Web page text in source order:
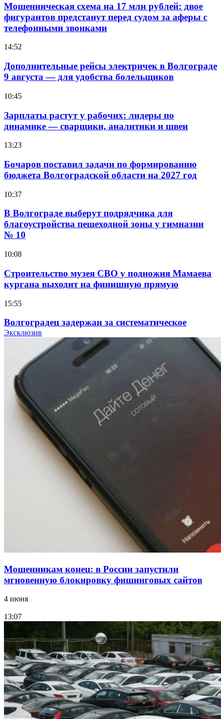
Мошенническая схема на 17 млн рублей: двое
фигурантов предстанут перед судом за аферы с
телефонными звонками
14:52
Дополнительные рейсы электричек в Волгограде
9 августа — для удобства болельщиков
10:45
Зарплаты растут у рабочих: лидеры по
динамике — сварщики, аналитики и швеи
13:23
Бочаров поставил задачи по формированию
бюджета Волгоградской области на 2027 год
10:37
В Волгограде выберут подрядчика для
благоустройства пешеходной зоны у гимназии
№ 10
10:08
Строительство музея СВО у подножия Мамаева
кургана выходит на финишную прямую
15:55
Волгоградец задержан за систематическое
распространение фейков о ВС РФ
334 учреждения под контролем: в Волгограде
проверяют готовность школ и детсадов к
учебному году
13:47
Покушение на убийство в Волгограде: девушка
напала на незнакомую женщину с ножом
Сладкий праздник в Волгограде: в Центральном
парке прошёл фестиваль „Арбузный переполох“
Эксклюзив
Мошенникам конец: в России запустили
мгновенную блокировку фишинговых сайтов
4 июня
13:07